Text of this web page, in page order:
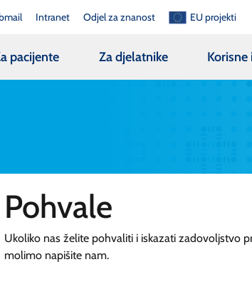
Intranet Odjel za znanost EU projekti
pacijente Za djelatnike
Pohvale
Ukoliko nas želite pohvaliti i iskazati zadovoljstvo
molimo napišite nam.